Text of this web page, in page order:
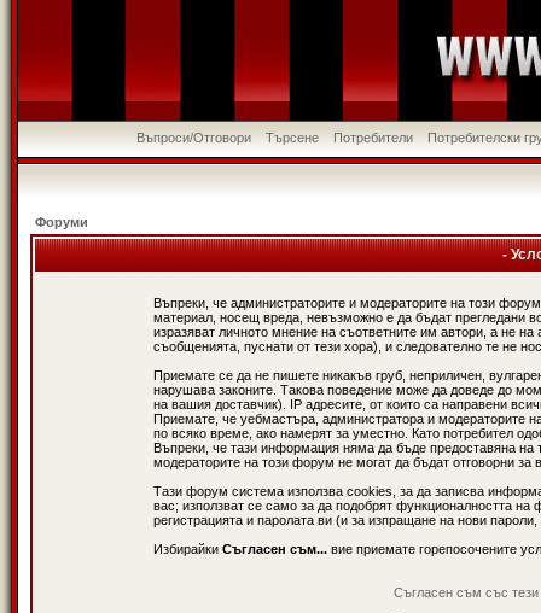
Въпроси/Отговори Търсене Потребители Потребителски
Форуми
-
Въпреки, че администраторите и модераторите на този
материал, носещ вреда, невъзможно е да бъдат прегледани
изразяват личното мнение на съответните им автори, а не
съобщенията, пуснати от тези хора), и следователно те не
Приемате се да не пишете никакъв груб, неприличен,
нарушава законите. Такова поведение може да доведе до
на вашия доставчик). IP адресите, от които са направени
Приемате, че уебмастъра, администратора и модераторите
по всяко време, ако намерят за уместно. Като потребител
Въпреки, че тази информация няма да бъде предоставяна
модераторите на този форум не могат да бъдат отговорни за
Тази форум система използва cookies, за да записва
вас; използват се само за да подобрят функционалността
регистрацията и паролата ви (и за изпращане на нови
Избирайки Съгласен съм... вие приемате горепосочените
Съгласен съм със